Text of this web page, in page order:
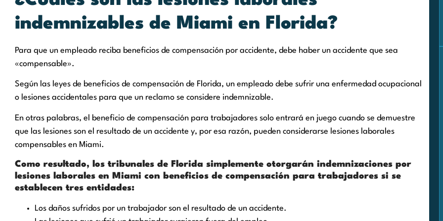
indemnizables de Miami en Florida?
Para que un empleado reciba beneficios de compensación por accidente, debe haber un accidente que sea
«compensable».
Según las leyes de beneficios de compensación de Florida, un empleado debe sufrir una enfermedad ocupacional
o lesiones accidentales para que un reclamo se considere indemnizable.
En otras palabras, el beneficio de compensación para trabajadores solo entrará en juego cuando se demuestre
que las lesiones son el resultado de un accidente y, por esa razón, pueden considerarse lesiones laborales
compensables en Miami.
Como resultado, los tribunales de Florida simplemente otorgarán indemnizaciones por
lesiones laborales en Miami con beneficios de compensación para trabajadores si se
establecen tres entidades:
Los daños sufridos por un trabajador son el resultado de un accidente.